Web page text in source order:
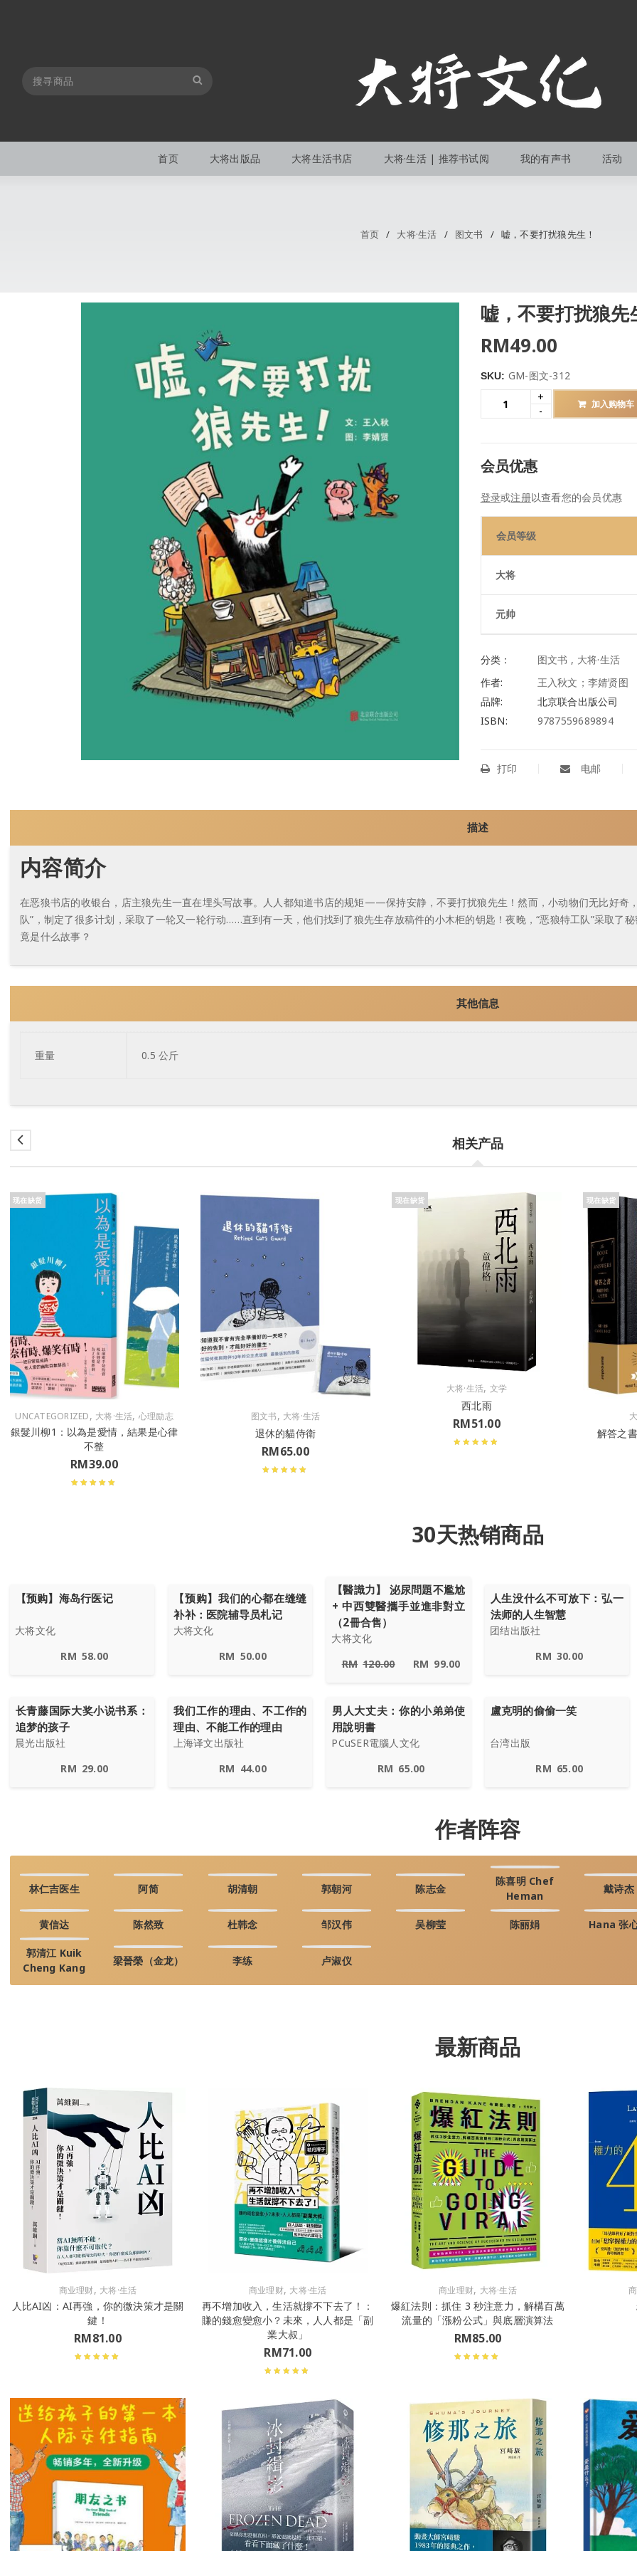
首页 大将出版品 大将生活书店 大将·生活 | 推荐书试阅 我的有声书 活动
首页 / 大将·生活 / 图文书 / 嘘，不要打扰狼先生！
嘘，不要打扰狼先
RM49.00
SKU: GM-图文-312
加入购物车
会员优惠
登录或注册以查看您的会员优惠
会员等级
大将
元帅
分类： 图文书 , 大将·生活
作者:
王入秋文；李婧贤图
品牌:
北京联合出版公司
ISBN:
9787559689894
打印 电邮
描述
内容简介
在恶狼书店的收银台，店主狼先生一直在埋头写故事。人人都知道书店的规矩——保持安静，不要打扰狼先生！然而，小动物们无比好奇
队”，制定了很多计划，采取了一轮又一轮行动……直到有一天，他们找到了狼先生存放稿件的小木柜的钥匙！夜晚，“恶狼特工队”采取
竟是什么故事？
其他信息
重量 0.5 公斤
相关产品
现在缺货
UNCATEGORIZED, 大将·生活, 心理励志
銀髮川柳1：以為是愛情，結果是心律
不整
RM39.00
图文书, 大将·生活
退休的貓侍衛
RM65.00
现在缺货
大将·生活, 文学
西北雨
RM51.00
现在缺货
解答之
30天热销商品
【预购】海岛行医记
大将文化
RM 58.00
【预购】我们的心都在缝缝
补补：医院辅导员札记
大将文化
RM 50.00
【醫識力】 泌尿問題不尷尬
+ 中西雙醫攜手並進非對立
（2冊合售）
大将文化
RM 120.00 RM 99.00
人生没什么不可放下：弘一
法师的人生智慧
团结出版社
RM 30.00
长青藤国际大奖小说书系：
追梦的孩子
晨光出版社
RM 29.00
我们工作的理由、不工作的
理由、不能工作的理由
上海译文出版社
RM 44.00
男人大丈夫：你的小弟弟使
用說明書
PCuSER電腦人文化
RM 65.00
盧克明的偷偷一笑
台湾出版
RM 65.00
作者阵容
林仁吉医生 阿简 胡清朝 郭朝河 陈志金
陈喜明 Chef
Heman
戴诗杰
黄信达 陈然致 杜韩念 邹汉伟 吴柳莹 陈丽娟 Hana 张
郭清江 Kuik
Cheng Kang
梁晉榮（金龙） 李练 卢淑仪
最新商品
商业理财, 大将·生活
人比AI凶：AI再強，你的微決策才是關
鍵！
RM81.00
商业理财, 大将·生活
再不增加收入，生活就撐不下去了！：
賺的錢愈變愈小？未來，人人都是「副
業大叔」
RM71.00
商业理财, 大将·生活
爆紅法則：抓住 3 秒注意力，解構百萬
流量的「漲粉公式」與底層演算法
RM85.00